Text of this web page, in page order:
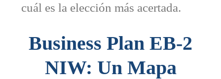
cuál es la elección más acertada.
Business Plan EB-2
NIW: Un Mapa